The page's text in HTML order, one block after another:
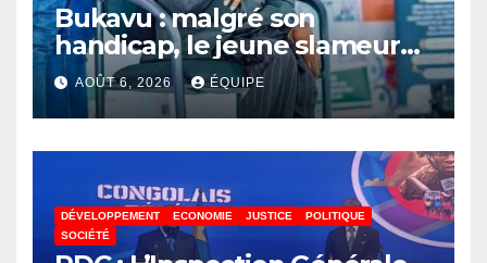
Bukavu : malgré son
handicap, le jeune slameur
Akonkwa Kenyata Bernard
lance un appel à la solidarité
pour poursuivre ses études
AOÛT 6, 2026 ÉQUIPE
DÉVELOPPEMENT ECONOMIE JUSTICE
POLITIQUE
SOCIÉTÉ